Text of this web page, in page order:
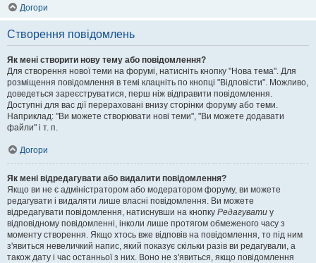
Догори
Створення повідомлень
Як мені створити нову тему або повідомлення?
Для створення нової теми на форумі, натисніть кнопку "Нова тема". Для
розміщення повідомлення в темі клацніть по кнопці "Відповісти". Можливо,
доведеться зареєструватися, перш ніж відправити повідомлення.
Доступні для вас дії перераховані внизу сторінки форуму або теми.
Наприклад: "Ви можете створювати нові теми", "Ви можете додавати
файли" і т. п.
Догори
Як мені відредагувати або видалити повідомлення?
Якщо ви не є адміністратором або модератором форуму, ви можете
редагувати і видаляти лише власні повідомлення. Ви можете
відредагувати повідомлення, натиснувши на кнопку Редагувати у
відповідному повідомленні, інколи лише протягом обмеженого часу з
моменту створення. Якщо хтось вже відповів на повідомлення, то під ним
з'явиться невеличкий напис, який показує скільки разів ви редагували, а
також дату і час останньої з них. Воно не з'явиться, якщо повідомлення